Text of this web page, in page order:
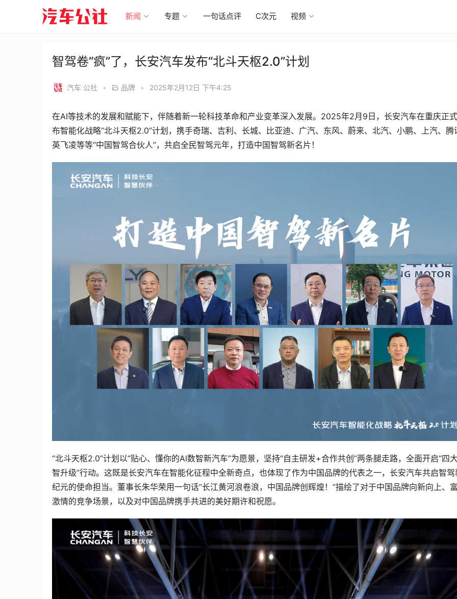
新闻 专题 一句话点评 C次元 视频
智驾卷“疯”了，长安汽车发布“北斗天枢2.0”计划
汽车 公社 • 品牌 • 2025年2月12日 下午4:25
在AI等技术的发展和赋能下，伴随着新一轮科技革命和产业变革深入发展。2025年2月9日，长安汽车在重庆正
布智能化战略“北斗天枢2.0”计划，携手奇瑞、吉利、长城、比亚迪、广汽、东风、蔚来、北汽、小鹏、上汽、腾
英飞凌等等“中国智驾合伙人”，共启全民智驾元年，打造中国智驾新名片！
“北斗天枢2.0”计划以“贴心、懂你的AI数智新汽车”为愿景，坚持“自主研发+合作共创”两条腿走路，全面开启“四
智升级”行动。这既是长安汽车在智能化征程中全新奇点，也体现了作为中国品牌的代表之一，长安汽车共启智驾
纪元的使命担当。董事长朱华荣用一句话“长江黄河浪卷浪，中国品牌创辉煌！”描绘了对于中国品牌向新向上、
激情的竞争场景，以及对中国品牌携手共进的美好期许和祝愿。